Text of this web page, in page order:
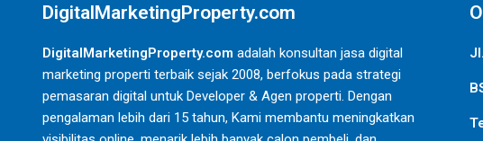
DigitalMarketingProperty.com
DigitalMarketingProperty.com adalah konsultan jasa digital
marketing properti terbaik sejak 2008, berfokus pada strategi
pemasaran digital untuk Developer & Agen properti. Dengan
pengalaman lebih dari 15 tahun, Kami membantu meningkatkan